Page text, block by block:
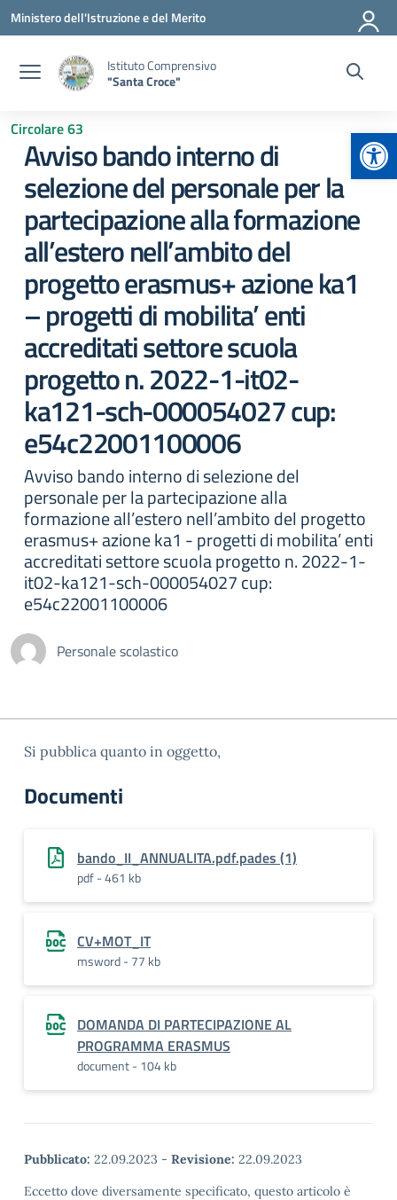
Vai ai contenuti
Vai al menu di navigazione
Vai al footer
Ministero dell'Istruzione e del Merito
Istituto Comprensivo
"Santa Croce"
Circolare 63
Avviso bando interno di
selezione del personale per la
partecipazione alla formazione
all’estero nell’ambito del
progetto erasmus+ azione ka1
– progetti di mobilita’ enti
accreditati settore scuola
progetto n. 2022-1-it02-
ka121-sch-000054027 cup:
e54c22001100006
Avviso bando interno di selezione del
personale per la partecipazione alla
formazione all’estero nell’ambito del progetto
erasmus+ azione ka1 - progetti di mobilita’ enti
accreditati settore scuola progetto n. 2022-1-
it02-ka121-sch-000054027 cup:
e54c22001100006
Personale scolastico
Si pubblica quanto in oggetto,
Documenti
bando_II_ANNUALITA.pdf.pades (1)
pdf - 461 kb
CV+MOT_IT
msword - 77 kb
DOMANDA DI PARTECIPAZIONE AL
PROGRAMMA ERASMUS
document - 104 kb
Pubblicato: 22.09.2023 - Revisione: 22.09.2023
Eccetto dove diversamente specificato, questo articolo è